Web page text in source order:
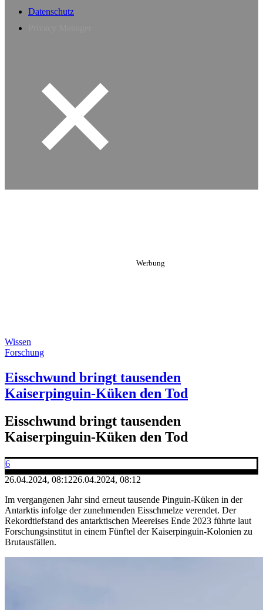
Datenschutz
Wissen
Forschung
Eisschwund bringt tausenden
Kaiserpinguin-Küken den Tod
Eisschwund bringt tausenden
Kaiserpinguin-Küken den Tod
6
26.04.2024, 08:1226.04.2024, 08:12
Im vergangenen Jahr sind erneut tausende Pinguin-Küken in der
Antarktis infolge der zunehmenden Eisschmelze verendet. Der
Rekordtiefstand des antarktischen Meereises Ende 2023 führte laut
Forschungsinstitut in einem Fünftel der Kaiserpinguin-Kolonien zu
Brutausfällen.